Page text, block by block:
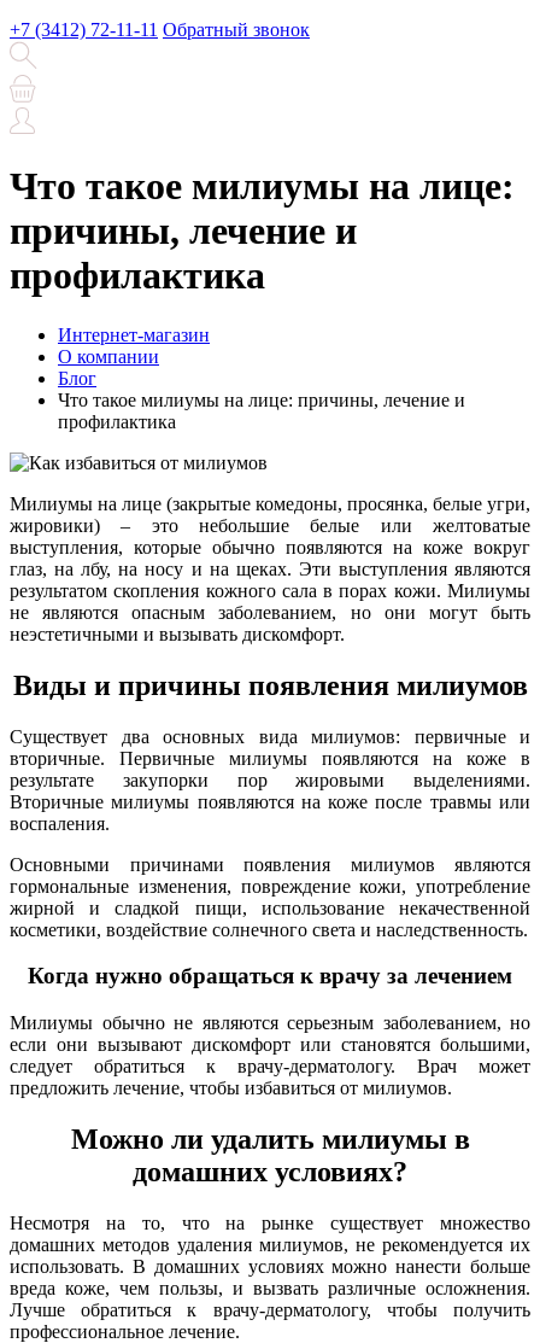
+7 (3412) 72-11-11 Обратный звонок
Что такое милиумы на лице:
причины, лечение и
профилактика
Интернет-магазин
О компании
Блог
Что такое милиумы на лице: причины, лечение и
профилактика
Милиумы на лице (закрытые комедоны, просянка, белые угри,
жировики) – это небольшие белые или желтоватые
выступления, которые обычно появляются на коже вокруг
глаз, на лбу, на носу и на щеках. Эти выступления являются
результатом скопления кожного сала в порах кожи. Милиумы
не являются опасным заболеванием, но они могут быть
неэстетичными и вызывать дискомфорт.
Виды и причины появления милиумов
Существует два основных вида милиумов: первичные и
вторичные. Первичные милиумы появляются на коже в
результате закупорки пор жировыми выделениями.
Вторичные милиумы появляются на коже после травмы или
воспаления.
Основными причинами появления милиумов являются
гормональные изменения, повреждение кожи, употребление
жирной и сладкой пищи, использование некачественной
косметики, воздействие солнечного света и наследственность.
Когда нужно обращаться к врачу за лечением
Милиумы обычно не являются серьезным заболеванием, но
если они вызывают дискомфорт или становятся большими,
следует обратиться к врачу-дерматологу. Врач может
предложить лечение, чтобы избавиться от милиумов.
Можно ли удалить милиумы в
домашних условиях?
Несмотря на то, что на рынке существует множество
домашних методов удаления милиумов, не рекомендуется их
использовать. В домашних условиях можно нанести больше
вреда коже, чем пользы, и вызвать различные осложнения.
Лучше обратиться к врачу-дерматологу, чтобы получить
профессиональное лечение.